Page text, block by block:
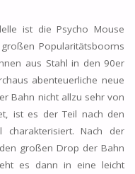
ist die Psycho Mouse
Popularitätsbooms
aus Stahl in den 90er
abenteuerliche neue
Bahn nicht allzu sehr von
ist es der Teil nach den
charakterisiert. Nach der
großen Drop der Bahn
es dann in eine leicht